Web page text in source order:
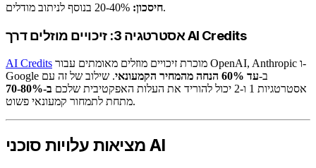
חיסכון:20-40% בנוסף לניתוב מודלים.
אסטרטגיה 3: זיכויים מוזלים דרך AI Credits
AI Credits
Google ב-עד 60% הנחה מהמחיר הקמעונאי
. שילוב של זה עם
אסטרטגיות 1 ו-2 יכול להוריד את העלות האפקטיבית שלכם
ב-70-80%
מתחת לתמחור קמעונאי פשוט.
מציאות עלויות סוכני AI